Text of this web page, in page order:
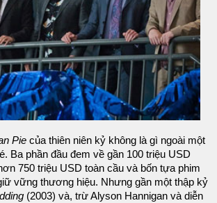
Pie của thiên niên kỷ không là gì ngoài một
Ba phần đầu đem về gần 100 triệu USD
750 triệu USD toàn cầu và bốn tựa phim
vững thương hiệu. Nhưng gần một thập kỷ
(2003) và, trừ Alyson Hannigan và diễn